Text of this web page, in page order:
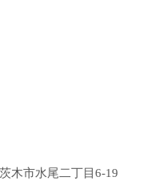
木市水尾二丁目6-19